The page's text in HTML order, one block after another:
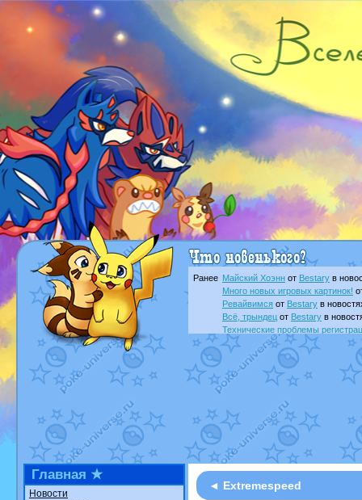
Ранее Майский Хоэнн от Bestary в
Много новых игровых картинок!
Ревайвимся от Bestary в
Всё, трындец от Bestary в
Технические проблемы
доброе утро славянеот
в
Йолда и Мимикьюот
Недовольный котомангуст
от
The Dark Wishmaker от
Randomon
ilovearceus
Raging Boltот GraceDaFox
в
Shadow mismagiusот
в
художник
отvicavica в фанарте.
Главная ★
Новости
◄ Extremespeed